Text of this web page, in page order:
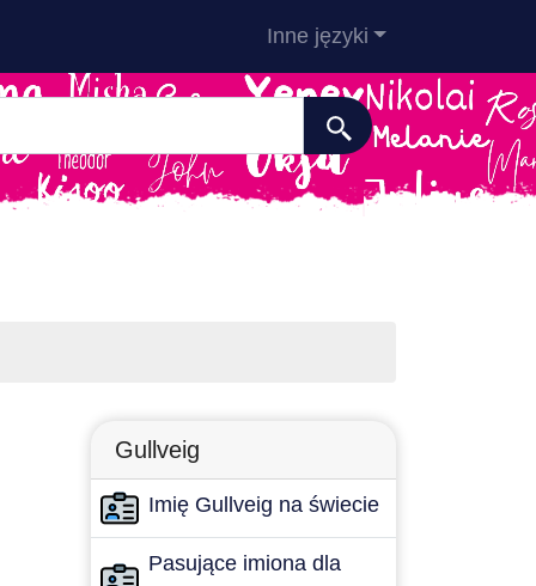
Inne języki
Gullveig
Imię Gullveig na świecie
Pasujące imiona dla